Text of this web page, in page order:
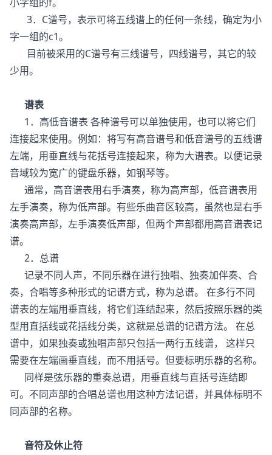
3．C谱号，表示可将五线谱上的任何一条线，确定为小
字一组的c1。
目前被采用的C谱号有三线谱号，四线谱号，其它的较
少用。
谱表
1．高低音谱表 各种谱号可以单独使用，也可以将它们
连接起来使用。例如：将写有高音谱号和低音谱号的五线谱
左端，用垂直线与花括号连接起来，称为大谱表。以便记录
音域较为宽广的键盘乐器，如钢琴等。
通常，高音谱表用右手演奏，称为高声部，低音谱表用
左手演奏，称为低声部。有些乐曲音区较高，虽然也是右手
演奏高声部，左手演奏低声部，但两个声部都用高音谱表记
谱。
2．总谱
记录不同人声，不同乐器在进行独唱、独奏加伴奏、合
奏，合唱等多种形式的记谱方式，称为总谱。 在多行不同
谱表的左端用垂直线，将它们连结起来，然后按照乐器的类
型用直括线或花括线分类，这就是总谱的记谱方法。 在总
谱中，如果独奏或独唱声部只包括一两行五线谱， 这样只
需要在左端画垂直线，而不用括号。但要标明乐器的名称。
同样是弦乐器的重奏总谱，用垂直线与直括号连结即
可。不同声部的合唱总谱也用这种方法记谱，并具体标明不
同声部的名称。
音符及休止符